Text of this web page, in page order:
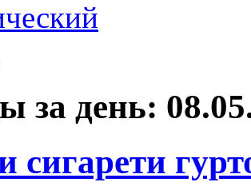
за день:
сигарети